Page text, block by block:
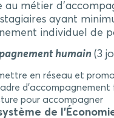
au métier
ayant
individuel de
humain (3
mettre en réseau et
d’accompagnement
pour accompagner
de